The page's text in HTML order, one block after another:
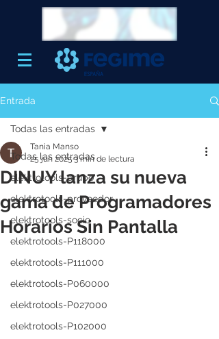
Entrada
Todas las entradas
elektrotools-grupo
elektrotools-proveedor
elektrotools-socio
elektrotools-P118000
elektrotools-P111000
elektrotools-P060000
elektrotools-P027000
elektrotools-P102000
Todas las entradas
DINUY lanza su nueva
gama de Programadores
Horarios Sin Pantalla
Tania Manso
25 jun 2025 3 min de lectura